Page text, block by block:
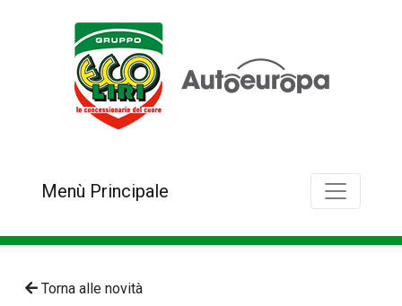
Menù Principale
Torna alle novità